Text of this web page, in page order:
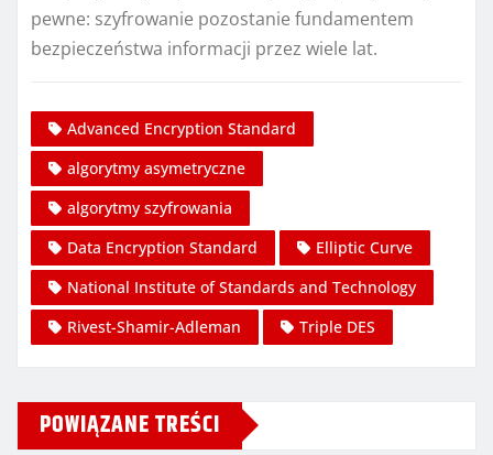
pewne: szyfrowanie pozostanie fundamentem
bezpieczeństwa informacji przez wiele lat.
Advanced Encryption Standard
algorytmy asymetryczne
algorytmy szyfrowania
Data Encryption Standard
Elliptic Curve
National Institute of Standards and Technology
Rivest-Shamir-Adleman
Triple DES
POWIĄZANE TREŚCI